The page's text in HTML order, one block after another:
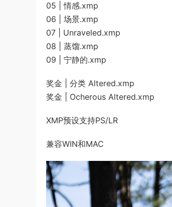
05 | 情感.xmp
06 | 场景.xmp
07 | Unraveled.xmp
08 | 蒸馏.xmp
09 | 宁静的.xmp
奖金 | 分类 Altered.xmp
奖金 | Ocherous Altered.xmp
XMP预设支持PS/LR
兼容WIN和MAC